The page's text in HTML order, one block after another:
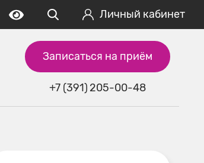
Личный кабинет
+7 (391) 205-00-48
Записаться на приём